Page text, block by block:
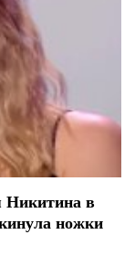
Никитина в
ножки